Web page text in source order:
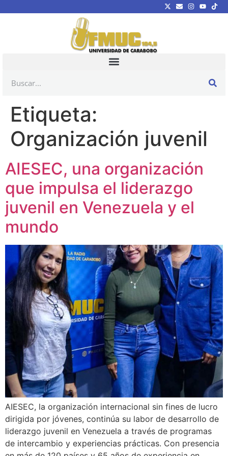
Etiqueta:
Organización juvenil
AIESEC, una organización
que impulsa el liderazgo
juvenil en Venezuela y el
mundo
AIESEC, la organización internacional sin fines de lucro
dirigida por jóvenes, continúa su labor de desarrollo de
liderazgo juvenil en Venezuela a través de programas
de intercambio y experiencias prácticas. Con presencia